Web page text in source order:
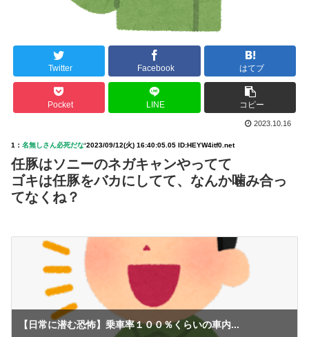
Twitter Facebook はてブ
Pocket LINE コピー
2023.10.16
1： 名無しさん必死だな‘2023/09/12(火) 16:40:05.05 ID:HEYW4itf0.net
任豚はソニーのネガキャンやってて
ゴキは任豚をバカにしてて、なんか噛み合っ
てなくね？
【日常に潜む恐怖】乗車率１００％くらいの車内...